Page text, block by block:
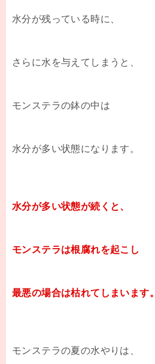
水分が残っている時に、
さらに水を与えてしまうと、
モンステラの鉢の中は
水分が多い状態になります。
水分が多い状態が続くと、
モンステラは根腐れを起こし
最悪の場合は枯れてしまいます。
モンステラの夏の水やりは、